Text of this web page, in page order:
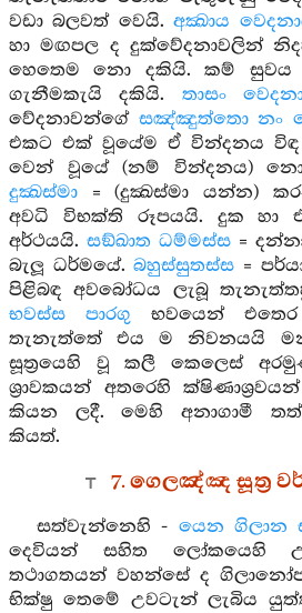
වඩා බලවත් වෙයි.අක්‍ඛාය
හා මඟපල ද දුක්වේදනාවලින්
හෙතෙම නො දකියි. කම් සුවය
ගැනීමකැයි දකියි. තාසං
වේදනාවන්ගේ සඤ්ඤුත්තො නං
එකට එක් වූයේම ඒ වින්දනය
වෙන් වූයේ (නම් වින්දනය)
දුක්‍ඛස්මා = (දුක්‍ඛස්මා යන්න)
අවධි විභක්ති රූපයයි. දුක හා
අර්ථයයි. සඞ්ඛාත ධම්මස්ස =
බැලූ ධර්මයේ.බහුස්සුතස්ස =
පිළිබඳ අවබෝධය ලැබූ
භවස්ස පාරගු භවයෙන්
තැනැත්තේ එය ම නිවනයයි
සූත්‍රයෙහි වූ කලී කෙලෙස්
ශ්‍රාවකයන් අතරෙහි
කියන ලදී. මෙහි අනාගාමී
කියත්.
7. ගෙලඤ්ඤ සූත්‍ර
සත්වැන්නෙහි - යෙන ගිලාන
දෙවියන් සහිත ලෝකයෙහි
තථාගතයන් වහන්සේ ද
භික්ෂු තෙමේ උවටැන් ලැබිය